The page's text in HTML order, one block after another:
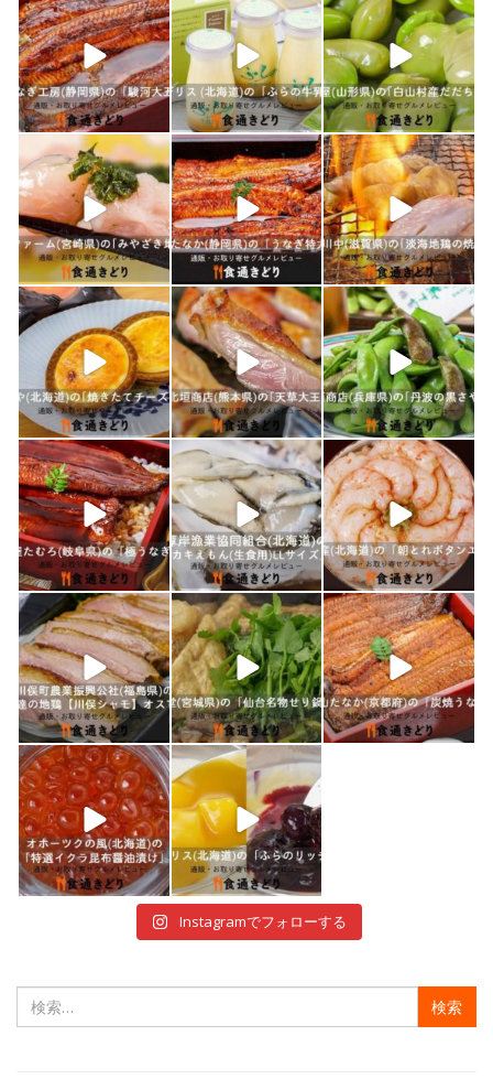
1月 26 1月 24 1月 23
shokutuu_kidori
1月 21
shokutuu_kidori
1月 19
shokutuu_kidori
1月 18
shokutuu_kidori
1月 17
shokutuu_kidori
1月 16
shokutuu_kidori
1月 15
shokutuu_kidori
1月 10
shokutuu_kidori
1月 9
shokutuu_kidori
1月 8
shokutuu_kidori
1月 7
shokutuu_kidori
1月 5
shokutuu_kidori
12月 30
shokutuu_kidori
12月 29
shokutuu_kidori
12月 28
Instagramでフォローする
索: